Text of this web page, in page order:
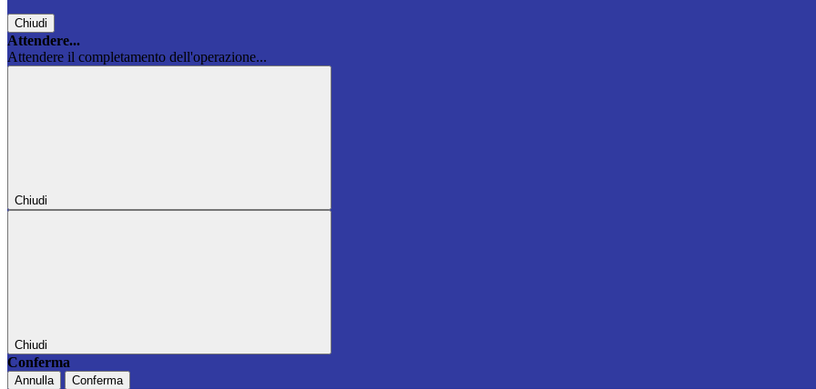
Chiudi
Attendere...
Attendere il completamento dell'operazione...
Chiudi
Chiudi
Conferma
Annulla Conferma